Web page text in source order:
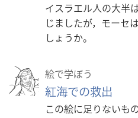
イスラエル人の大半
じましたが，モーセ
しょうか。
絵で学ぼう
紅海での救出
この絵に足りないも